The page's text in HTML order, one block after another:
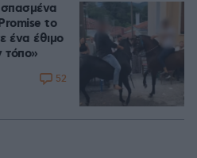
to
ένα έθιμο
τόπο»
52